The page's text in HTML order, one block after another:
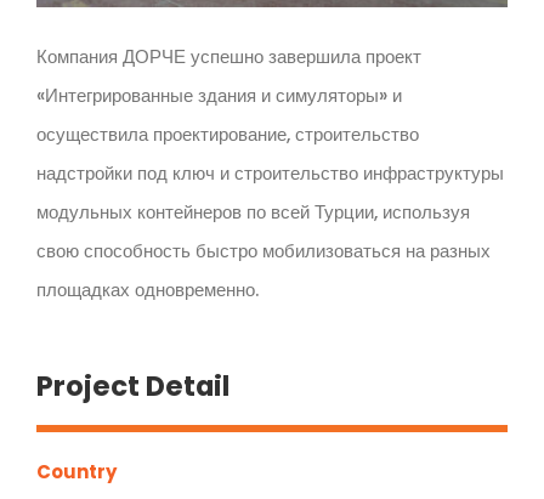
Компания ДОРЧЕ успешно завершила проект
«Интегрированные здания и симуляторы» и
осуществила проектирование, строительство
надстройки под ключ и строительство инфраструктуры
модульных контейнеров по всей Турции, используя
свою способность быстро мобилизоваться на разных
площадках одновременно.
Project Detail
Country